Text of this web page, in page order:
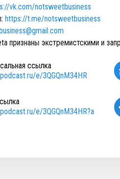
vk.com/notsweetbusiness
https://t.me/notsweetbusiness
признаны экстремистскими и
ссылка
e/3QGQnM34HR
e/3QGQnM34HR?a